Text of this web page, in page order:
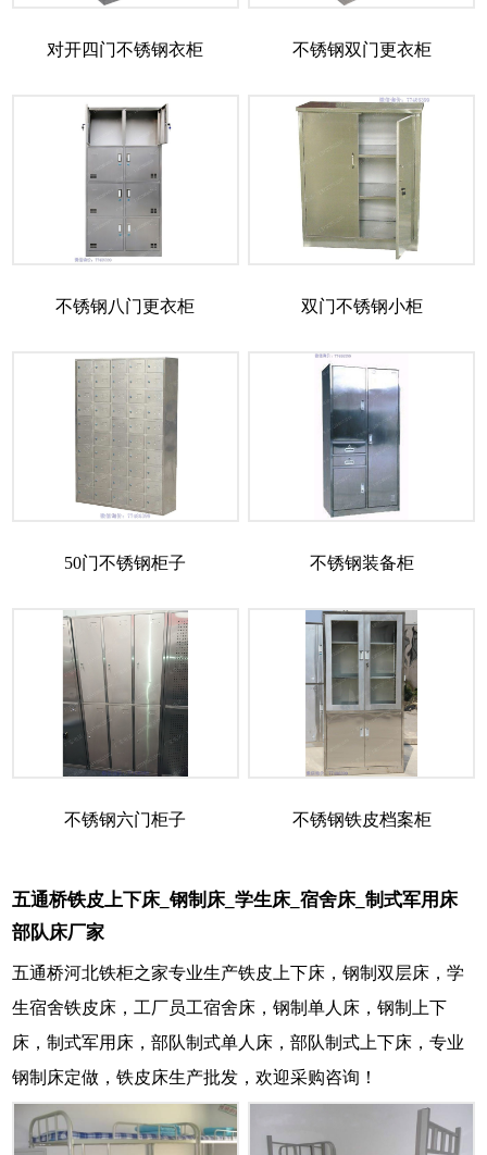
对开四门不锈钢衣柜 不锈钢双门更衣柜
不锈钢八门更衣柜 双门不锈钢小柜
50门不锈钢柜子 不锈钢装备柜
不锈钢六门柜子 不锈钢铁皮档案柜
五通桥铁皮上下床_钢制床_学生床_宿舍床_制式军用床
部队床厂家
五通桥河北铁柜之家专业生产铁皮上下床，钢制双层床，学
生宿舍铁皮床，工厂员工宿舍床，钢制单人床，钢制上下
床，制式军用床，部队制式单人床，部队制式上下床，专业
钢制床定做，铁皮床生产批发，欢迎采购咨询！